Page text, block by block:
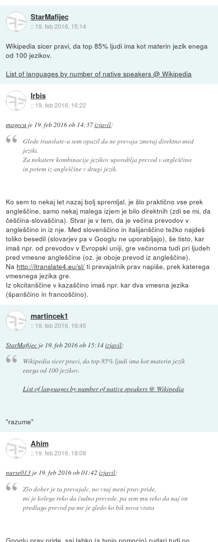
StarMafijec
:: 19. feb 2016, 15:14
Wikipedia sicer pravi, da top 85% ljudi ima kot materin jezik enega
od 100 jezikov.
List of languages by number of native speakers @ Wikipedia
Irbis
:: 19. feb 2016, 16:22
magecu je 19. feb 2016 ob 14:37izjavil:
Glede translate-a sem opazil da ne prevaja zmeraj direktno med
jeziki.
Za nekatere kombinacije jezikov uporablja prevod v angleščino
in potem iz angleščine v drugi jezik.
Ko sem to nekaj let nazaj bolj spremljal, je šlo praktično vse prek
angleščine, samo nekaj malega izjem je bilo direktnih (zdi se mi, da
češčina-slovaščina). Stvar je v tem, da je večina prevodov v
angleščino in iz nje. Med slovenščino in italijanščino težko najdeš
toliko besedil (slovarjev pa v Googlu ne uporabljajo), še tisto, kar
imaš npr. od prevodov v Evropski uniji, gre večinoma tudi pri ljudeh
pred vmesne angleščine (oz. je oboje prevod iz angleščine).
Na http://itranslate4.eu/sl/ ti prevajalnik prav napiše, prek katerega
vmesnega jezika gre.
Iz okcitanščine v kazaščino imaš npr. kar dva vmesna jezika
(španščino in francoščino).
martincek1
:: 19. feb 2016, 16:45
StarMafijec je 19. feb 2016 ob 15:14izjavil:
Wikipedia sicer pravi, da top 85% ljudi ima kot materin jezik
enega od 100 jezikov.
List of languages by number of native speakers @ Wikipedia
"razume"
Ahim
:: 19. feb 2016, 18:08
nurse013 je 19. feb 2016 ob 01:42 izjavil:
Zlo dober je ta prevajalc, no vsaj meni prav pride,
mi je kolega reko da čudno prevede, pa sem mu reko da naj on
predlaga prevod pa me je gledo ko bik nova vrata
Googlu prav pride, saj lahko (s tvojo pomocjo) rudari tudi po